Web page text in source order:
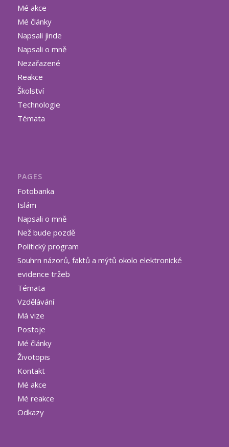
Mé akce
Mé články
Napsali jinde
Napsali o mně
Nezařazené
Reakce
Školství
Technologie
Témata
PAGES
Fotobanka
Islám
Napsali o mně
Než bude pozdě
Politický program
Souhrn názorů, faktů a mýtů okolo elektronické
evidence tržeb
Témata
Vzdělávání
Má vize
Postoje
Mé články
Životopis
Kontakt
Mé akce
Mé reakce
Odkazy